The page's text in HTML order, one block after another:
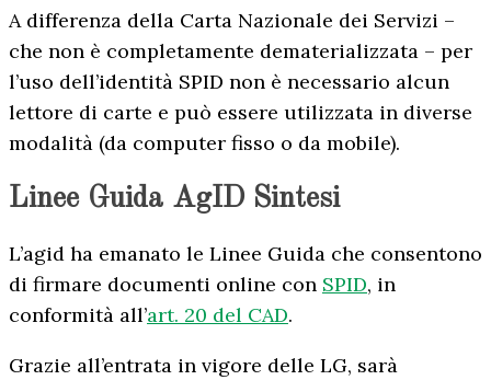
A differenza della Carta Nazionale dei Servizi –
che non è completamente dematerializzata – per
l’uso dell’identità SPID non è necessario alcun
lettore di carte e può essere utilizzata in diverse
modalità (da computer fisso o da mobile).
Linee Guida AgID Sintesi
L’agid ha emanato le Linee Guida che consentono
di firmare documenti online con SPID, in
conformità all’art. 20 del CAD.
Grazie all’entrata in vigore delle LG, sarà